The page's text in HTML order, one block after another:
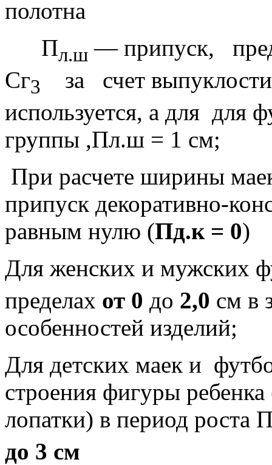
полотна
Пл.ш — припуск,
Сг3 за
счет
используется, а для для
группы ,Пл.ш = 1 см;
При расчете ширины
припуск декоративно-
равным нулю (Пд.к = 0)
Для женских и мужских
пределах от 0 до 2,0 см в
особенностей изделий;
Для детских маек и
строения фи­гуры
лопатки) в период роста
до 3 см